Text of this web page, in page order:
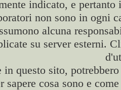
indicato, e
non sono in ogni
alcuna
su server esterni.
questo sito,
sapere cosa sono e